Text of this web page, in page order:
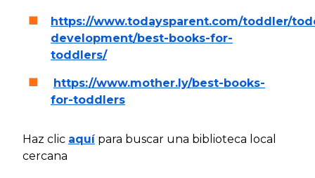
https://www.todaysparent.com/toddler/
development/best-books-for-
toddlers/
https://www.mother.ly/best-books-
for-toddlers
Haz clic aquípara buscar una biblioteca local
cercana